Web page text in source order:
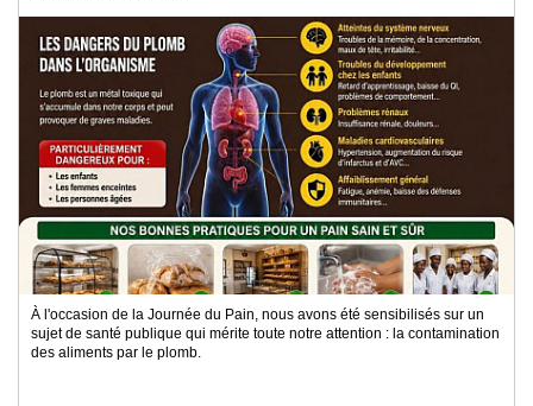
À l'occasion de la Journée du Pain, nous avons été sensibilisés sur un
sujet de santé publique qui mérite toute notre attention : la contamination
des aliments par le plomb.